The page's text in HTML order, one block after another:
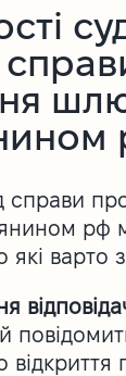
справи
рф
які варто